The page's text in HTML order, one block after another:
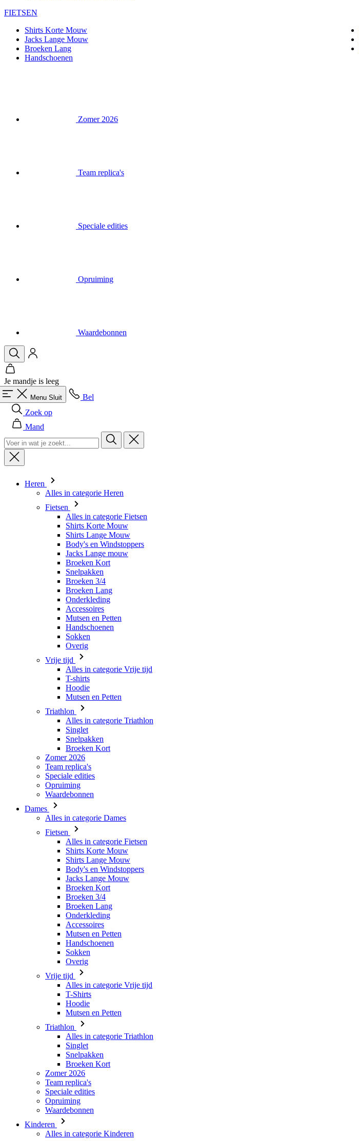
FIETSEN
Shirts Korte Mouw
Jacks Lange Mouw
Broeken Lang
Handschoenen
Zomer 2026
Team replica's
Speciale edities
Opruiming
Waardebonnen
Je mandje is leeg
Menu Sluit
Bel
Zoek op
Mand
Heren
Alles in categorie Heren
Fietsen
Alles in categorie Fietsen
Shirts Korte Mouw
Shirts Lange Mouw
Body's en Windstoppers
Jacks Lange mouw
Broeken Kort
Snelpakken
Broeken 3/4
Broeken Lang
Onderkleding
Accessoires
Mutsen en Petten
Handschoenen
Sokken
Overig
Vrije tijd
Alles in categorie Vrije tijd
T-shirts
Hoodie
Mutsen en Petten
Triathlon
Alles in categorie Triathlon
Singlet
Snelpakken
Broeken Kort
Zomer 2026
Team replica's
Speciale edities
Opruiming
Waardebonnen
Dames
Alles in categorie Dames
Fietsen
Alles in categorie Fietsen
Shirts Korte Mouw
Shirts Lange Mouw
Body's en Windstoppers
Jacks Lange Mouw
Broeken Kort
Broeken 3/4
Broeken Lang
Onderkleding
Accessoires
Mutsen en Petten
Handschoenen
Sokken
Overig
Vrije tijd
Alles in categorie Vrije tijd
T-Shirts
Hoodie
Mutsen en Petten
Triathlon
Alles in categorie Triathlon
Singlet
Snelpakken
Broeken Kort
Zomer 2026
Team replica's
Speciale edities
Opruiming
Waardebonnen
Kinderen
Alles in categorie Kinderen